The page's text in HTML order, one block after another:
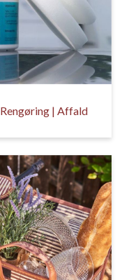
Rengøring | Affald